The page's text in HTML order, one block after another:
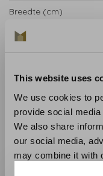
This website uses
We use cookies to
provide social
We also share
our social media,
may combine it with
Breedte (cm)
Patroon (cm)
Cornwall is een
bloemmotieven in
van energie zal
:Antillen
Lengte: 10,06 m